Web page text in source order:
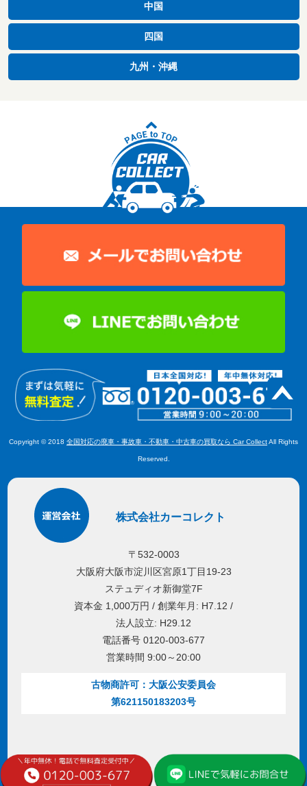
中国
四国
九州・沖縄
Copyright © 2018 全国対応の廃車・事故車・不動車・中古車の買取なら Car CollectAll Rights
Reserved.
株式会社カーコレクト
〒532-0003
大阪府大阪市淀川区宮原1丁目19-23
ステュディオ新御堂7F
資本金 1,000万円 / 創業年月: H7.12 /
法人設立: H29.12
電話番号 0120-003-677
営業時間 9:00～20:00
古物商許可：大阪公安委員会
第621150183203号